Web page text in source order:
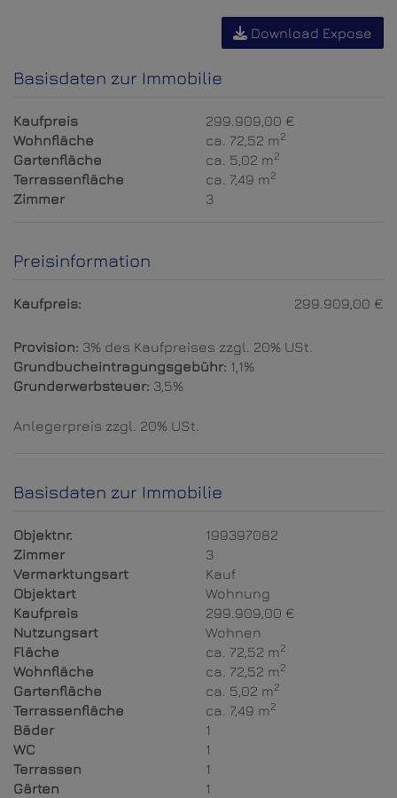
Download Expose
Basisdaten zur Immobilie
Kaufpreis
299.909,00 €
Wohnfläche
ca. 72,52 m2
Gartenfläche ca. 5,02 m2
Terrassenfläche ca. 7,49 m2
Zimmer 3
Preisinformation
Kaufpreis: 299.909,00 €
Provision: 3% des Kaufpreises zzgl. 20% USt.
Grundbucheintragungsgebühr: 1,1%
Grunderwerbsteuer: 3,5%
Anlegerpreis zzgl. 20% USt.
Basisdaten zur Immobilie
Objektnr.
199397082
Zimmer
3
Vermarktungsart
Kauf
Objektart
Wohnung
Kaufpreis
299.909,00 €
Nutzungsart
Wohnen
Fläche
ca. 72,52 m2
Wohnfläche ca. 72,52 m2
Gartenfläche ca. 5,02 m2
Terrassenfläche ca. 7,49 m2
Bäder
1
WC
1
Terrassen
1
Gärten
1